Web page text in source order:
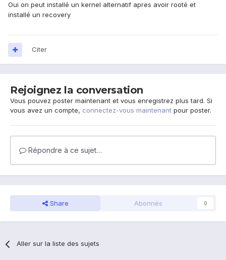
Oui on peut installé un kernel alternatif apres avoir rooté et
installé un recovery
Citer
Rejoignez la conversation
Vous pouvez poster maintenant et vous enregistrez plus tard. Si
vous avez un compte, connectez-vous maintenant pour poster.
Répondre à ce sujet…
Share Abonnés 0
Aller sur la liste des sujets